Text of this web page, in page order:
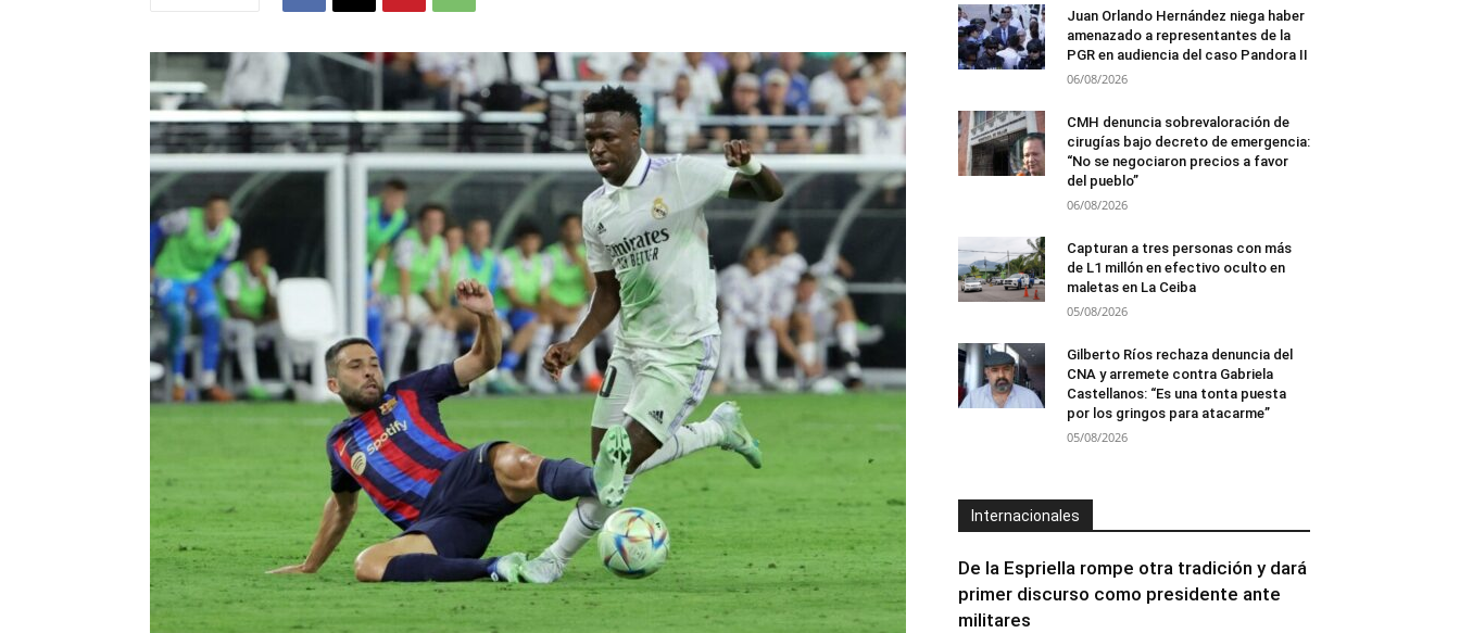
Juan Orlando Hernández niega haber
amenazado a representantes de la
PGR en audiencia del caso Pandora II
06/08/2026
CMH denuncia sobrevaloración de
cirugías bajo decreto de emergencia:
“No se negociaron precios a favor
del pueblo”
06/08/2026
Capturan a tres personas con más
de L1 millón en efectivo oculto en
maletas en La Ceiba
05/08/2026
Gilberto Ríos rechaza denuncia del
CNA y arremete contra Gabriela
Castellanos: “Es una tonta puesta
por los gringos para atacarme”
05/08/2026
Internacionales
De la Espriella rompe otra tradición y dará
primer discurso como presidente ante
militares